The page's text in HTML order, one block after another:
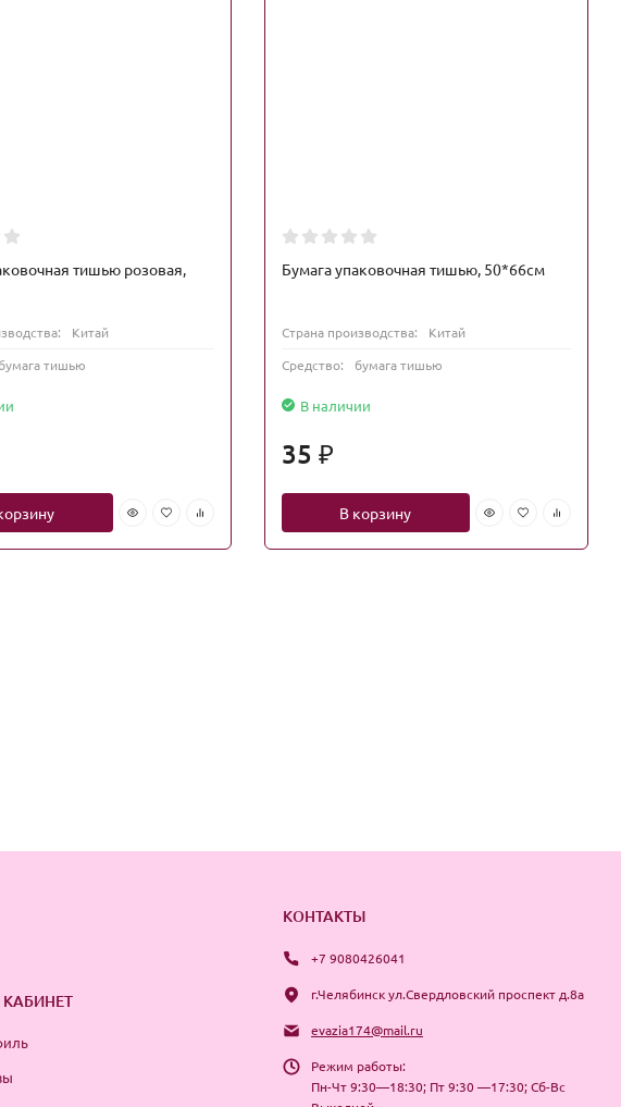
тишью розовая,
Китай
бумага тишью
Бумага упаковочная тишью, 50*66см
Страна производства:
Китай
Средство:
бумага тишью
В наличии
35 ₽
В корзину
КОНТАКТЫ
+7 9080426041
г.Челябинск ул.Свердловский проспект д.8а
evazia174@mail.ru
Режим работы:
Пн-Чт 9:30—18:30; Пт 9:30 —17:30; Сб-Вс